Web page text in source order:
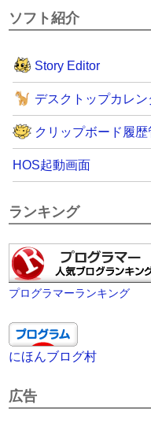
ソフト紹介
Story Editor
デスクトップカレン
クリップボード履歴
HOS起動画面
ランキング
プログラマーランキング
にほんブログ村
広告